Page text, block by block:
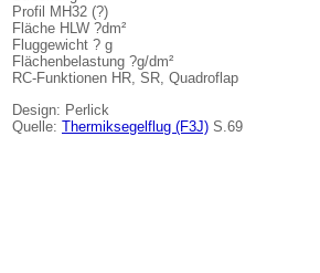
Profil MH32 (?)
Fläche HLW ?dm²
Fluggewicht ? g
Flächenbelastung ?g/dm²
RC-Funktionen HR, SR, Quadroflap
Design: Perlick
Quelle: Thermiksegelflug (F3J) S.69